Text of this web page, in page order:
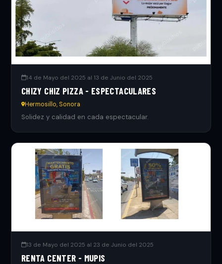
14 de Mayo del 2025 al 13 de Junio del 2025
CHIZY CHIZ PIZZA - ESPECTACULARES
Hermosillo, Sonora
Solidez y calidad en cada espectacular.
13 de Mayo del 2025 al 23 de Junio del 2025
RENTA CENTER - MUPIS